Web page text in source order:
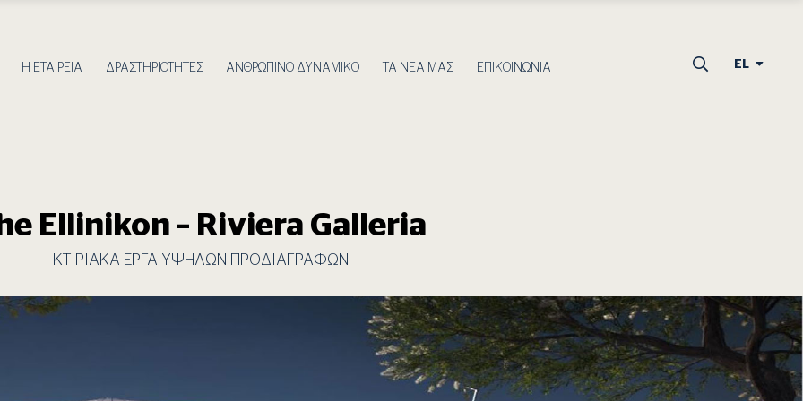
Η ΕΤΑΙΡΕΙΑ ΔΡΑΣΤΗΡΙΟΤΗΤΕΣ ΑΝΘΡΩΠΙΝΟ ΔΥΝΑΜΙΚΟ ΤΑ ΝΕΑ ΜΑΣ ΕΠΙΚΟΙΝΩΝΙΑ EL
Ellinikon – Riviera Galleria
ΚΤΙΡΙΑΚΑ ΕΡΓΑ ΥΨΗΛΩΝ ΠΡΟΔΙΑΓΡΑΦΩΝ